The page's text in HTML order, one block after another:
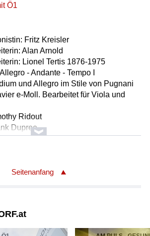
Ö1
Fritz Kreisler
Alan Arnold
Lionel Tertis 1876-1975
- Andante - Tempo I
und Allegro im Stile von Pugnani
e-Moll. Bearbeitet für Viola und
Ridout
Dupree
Anton Reicha
EAN: 0761203539727
Seitenanfang